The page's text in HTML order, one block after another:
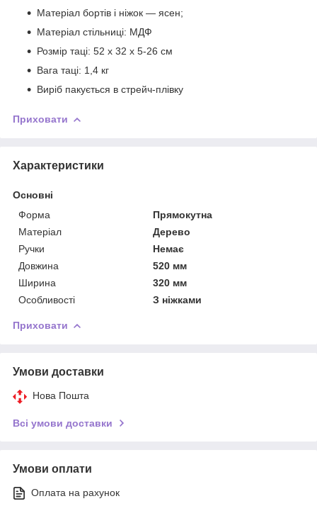
Матеріал бортів і ніжок — ясен;
Матеріал стільниці: МДФ
Розмір таці: 52 х 32 х 5-26 см
Вага таці: 1,4 кг
Виріб пакується в стрейч-плівку
Приховати
Характеристики
Основні
Форма
Прямокутна
Матеріал
Дерево
Ручки
Немає
Довжина
520 мм
Ширина
320 мм
Особливості
З ніжками
Приховати
Умови доставки
Нова Пошта
Всі умови доставки
Умови оплати
Оплата на рахунок